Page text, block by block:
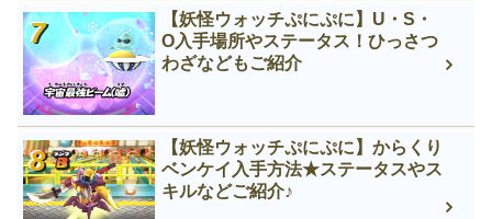
【妖怪ウォッチぷにぷに】U・S・
O入手場所やステータス！ひっさつ
わざなどもご紹介
【妖怪ウォッチぷにぷに】からくり
ベンケイ入手方法★ステータスやス
キルなどご紹介♪